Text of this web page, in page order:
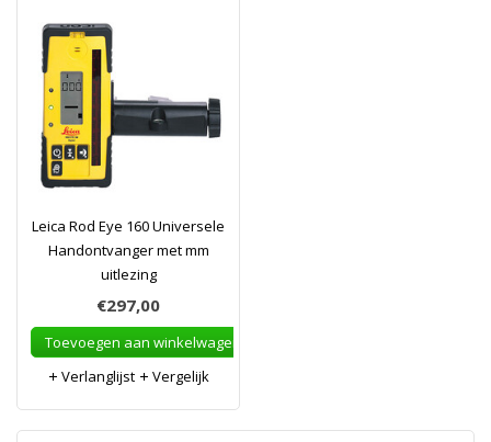
Leica Rod Eye 160 Universele
Handontvanger met mm
uitlezing
€297,00
Toevoegen aan winkelwagen
Verlanglijst
Vergelijk